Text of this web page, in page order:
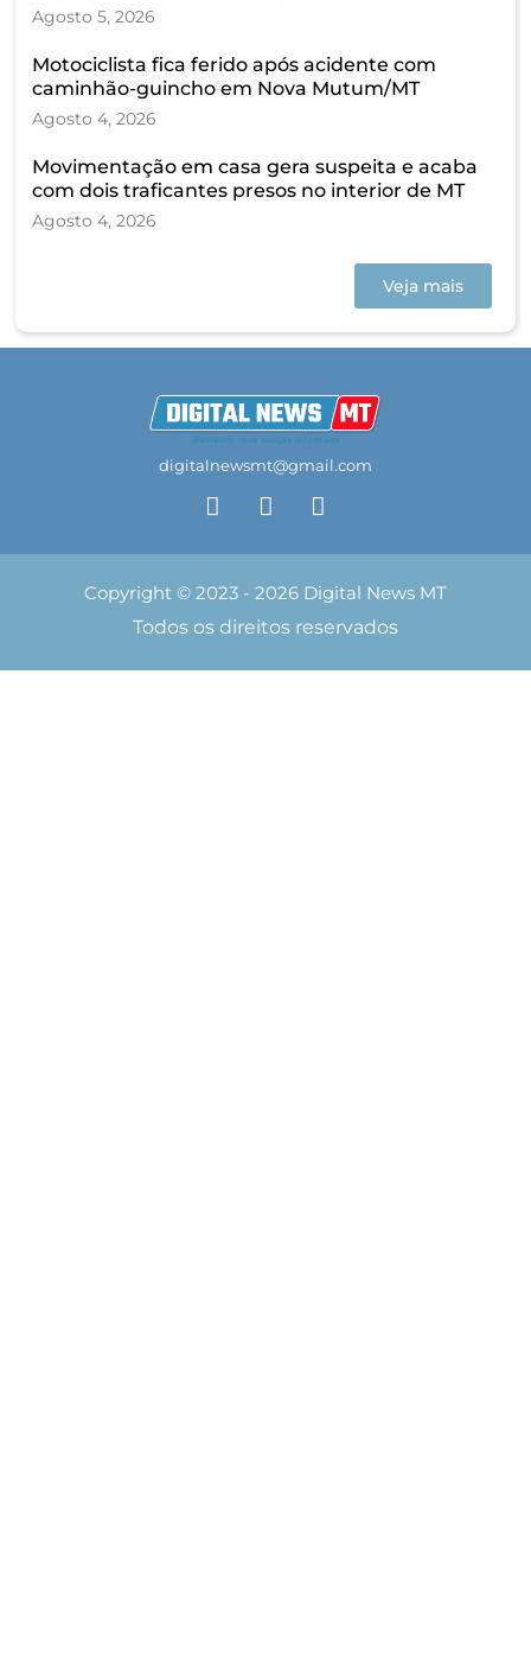
Agosto 5, 2026
Motociclista fica ferido após acidente com
caminhão-guincho em Nova Mutum/MT
Agosto 4, 2026
Movimentação em casa gera suspeita e acaba
com dois traficantes presos no interior de MT
Agosto 4, 2026
Veja mais
digitalnewsmt@gmail.com
Copyright © 2023 - 2026 Digital News MT
Todos os direitos reservados